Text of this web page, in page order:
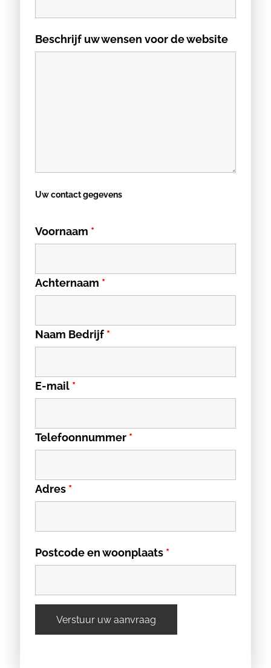
Beschrijf uw wensen voor de website
Uw contact gegevens
Voornaam *
Achternaam *
Naam Bedrijf *
E-mail *
Telefoonnummer *
Adres *
Postcode en woonplaats *